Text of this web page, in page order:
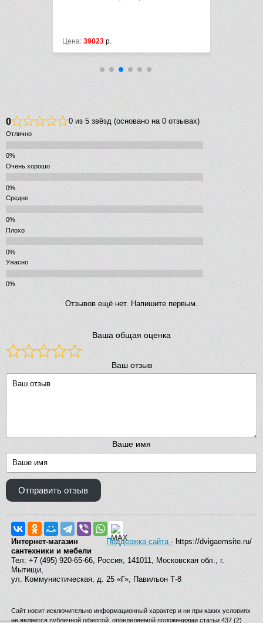
Цена: 39023 р.
0 0 из 5 звёзд (основано на 0 отзывах)
Отлично
Очень хорошо
Средне
Плохо
Ужасно
Отзывов ещё нет. Напишите первым.
Ваша общая оценка
Ваш отзыв
Ваше имя
Отправить отзыв
Поддержка сайта- https://dvigaemsite.ru/
Интернет-магазин
сантехники и мебели
Тел: +7 (495) 920-65-66, Россия, 141011, Московская обл., г.
Мытищи,
ул. Коммунистическая, д. 25 «Г», Павильон Т-8
Сайт носит исключительно информационный характер и ни при каких условиях
не является публичной офертой, определяемой положениями статьи 437 (2)